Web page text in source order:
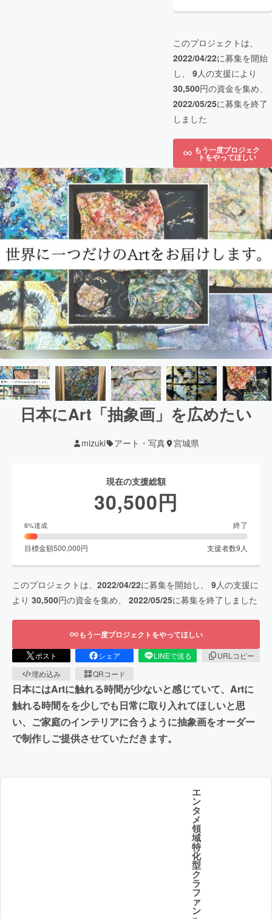
このプロジェクトは、
2022/04/22に募集を開始
し、 9人の支援により
30,500円の資金を集め、
2022/05/25に募集を終了
しました
もう一度プロジェク
トをやってほしい
日本にArt「抽象画」を広めたい
mizuki アート・写真 宮城県
現在の支援総額
30,500円
6%達成 終了
目標金額500,000円 支援者数9 人
このプロジェクトは、 2022/04/22に募集を開始し、 9人の支援に
より 30,500円の資金を集め、 2022/05/25に募集を終了しました
もう一度プロジェクトをやってほしい
ポスト シェア LINEで送る
URLコピー
埋め込み
QRコード
日本にはArtに触れる時間が少ないと感じていて、Artに
触れる時間をを少しでも日常に取り入れてほしいと思
い、ご家庭のインテリアに合うように抽象画をオーダー
で制作しご提供させていただきます。
エ
ン
タ
メ
領
域
特
化
型
ク
ラ
フ
ァ
ン